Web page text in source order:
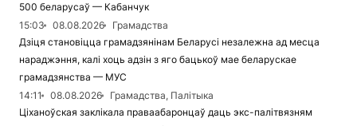
500 беларусаў — Кабанчук
15:03
08.08.2026
Грамадства
Дзіця становіцца грамадзянінам Беларусі незалежна ад месца
нараджэння, калі хоць адзін з яго бацькоў мае беларускае
грамадзянства — МУС
14:11
08.08.2026
Грамадства, Палітыка
Ціханоўская заклікала праваабаронцаў даць экс-палітвязням